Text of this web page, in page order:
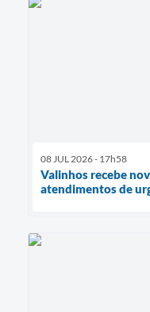
08 JUL 2026 - 17h58
Valinhos recebe
atendimentos de